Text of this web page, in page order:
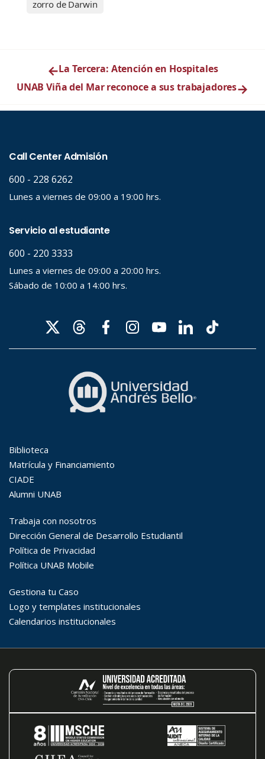
zorro de Darwin
←La Tercera: Atención en Hospitales
UNAB Viña del Mar reconoce a sus trabajadores→